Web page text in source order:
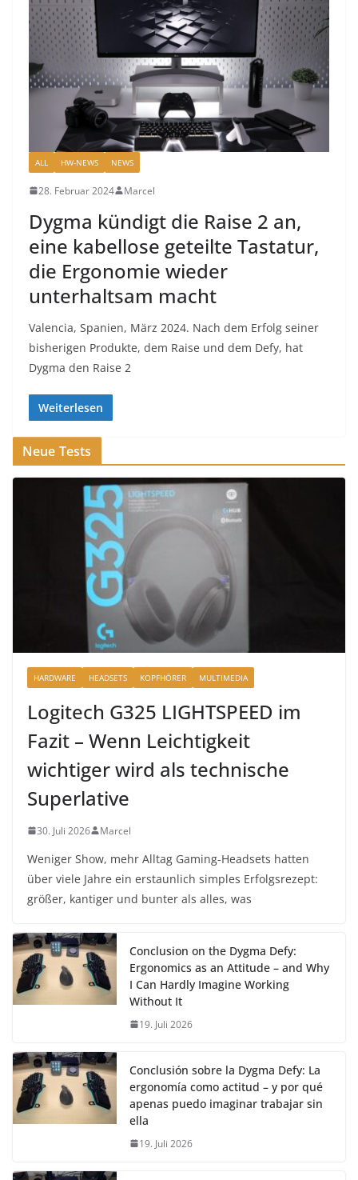
ALL HW-NEWS NEWS
28. Februar 2024 Marcel
Dygma kündigt die Raise 2 an,
eine kabellose geteilte Tastatur,
die Ergonomie wieder
unterhaltsam macht
Valencia, Spanien, März 2024. Nach dem Erfolg seiner
bisherigen Produkte, dem Raise und dem Defy, hat
Dygma den Raise 2
Weiterlesen
Neue Tests
HARDWARE HEADSETS KOPFHÖRER MULTIMEDIA
Logitech G325 LIGHTSPEED im
Fazit – Wenn Leichtigkeit
wichtiger wird als technische
Superlative
30. Juli 2026 Marcel
Weniger Show, mehr Alltag Gaming-Headsets hatten
über viele Jahre ein erstaunlich simples Erfolgsrezept:
größer, kantiger und bunter als alles, was
Conclusion on the Dygma Defy:
Ergonomics as an Attitude – and Why
I Can Hardly Imagine Working
Without It
19. Juli 2026
Conclusión sobre la Dygma Defy: La
ergonomía como actitud – y por qué
apenas puedo imaginar trabajar sin
ella
19. Juli 2026